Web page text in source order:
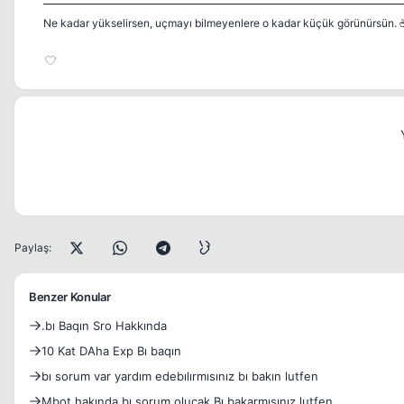
Ne kadar yükselirsen, uçmayı bilmeyenlere o kadar küçük görünürsün.
Paylaş:
Benzer Konular
.bı Baqın Sro Hakkında
10 Kat DAha Exp Bı baqın
bı sorum var yardım edebılırmısınız bı bakın lutfen